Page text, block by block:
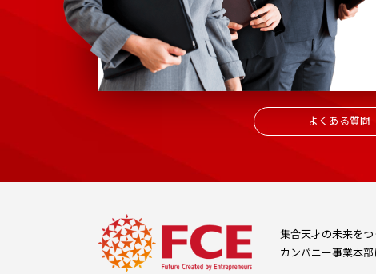
よくある質問
集合天才の未来を
カンパニー事業本